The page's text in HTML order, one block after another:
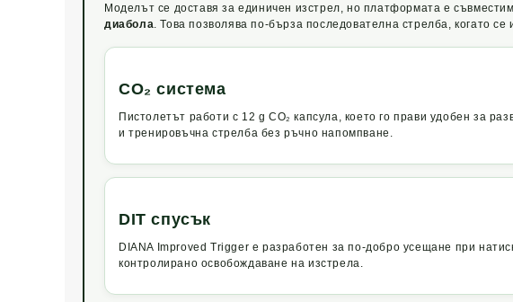
Моделът се доставя за единичен изстрел, но платформата е
диабола . Това позволява по-бърза последователна стрелба, когато
CO₂ система
Пистолетът работи с 12 g CO₂ капсула, което го прави удобен за
и тренировъчна стрелба без ръчно напомпване.
DIT спусък
DIANA Improved Trigger е разработен за по-добро усещане при
контролирано освобождаване на изстрела.